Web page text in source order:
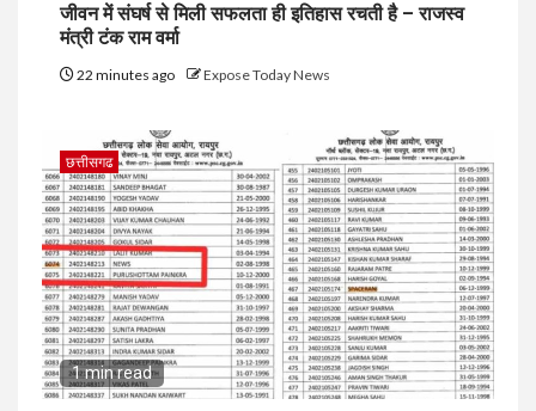
जीवन में संघर्ष से मिली सफलता ही इतिहास रचती है – राजस्व
मंत्री टंक राम वर्मा
22 minutes ago Expose Today News
छत्तीसगढ
1 min read